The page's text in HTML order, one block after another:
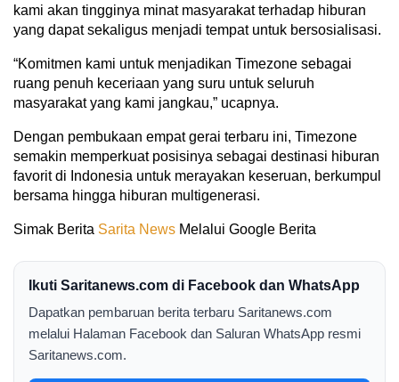
kami akan tingginya minat masyarakat terhadap hiburan
yang dapat sekaligus menjadi tempat untuk bersosialisasi.
“Komitmen kami untuk menjadikan Timezone sebagai
ruang penuh keceriaan yang suru untuk seluruh
masyarakat yang kami jangkau,” ucapnya.
Dengan pembukaan empat gerai terbaru ini, Timezone
semakin memperkuat posisinya sebagai destinasi hiburan
favorit di Indonesia untuk merayakan keseruan, berkumpul
bersama hingga hiburan multigenerasi.
Simak Berita Sarita News Melalui Google Berita
Ikuti Saritanews.com di Facebook dan WhatsApp
Dapatkan pembaruan berita terbaru Saritanews.com
melalui Halaman Facebook dan Saluran WhatsApp resmi
Saritanews.com.